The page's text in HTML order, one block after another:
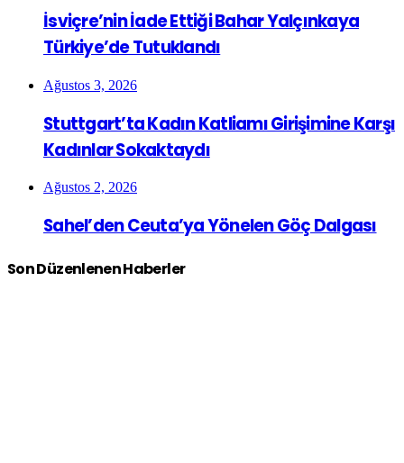
İsviçre’nin İade Ettiği Bahar Yalçınkaya
Türkiye’de Tutuklandı
Ağustos 3, 2026
Stuttgart’ta Kadın Katliamı Girişimine Karşı
Kadınlar Sokaktaydı
Ağustos 2, 2026
Sahel’den Ceuta’ya Yönelen Göç Dalgası
Son Düzenlenen Haberler